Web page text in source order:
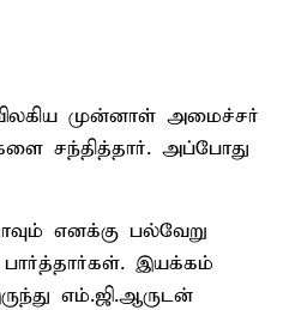
முன்னாள் அமைச்சர்
சந்தித்தார். அப்போது
எனக்கு பல்வேறு
பார்த்தார்கள். இயக்கம்
எம்.ஜி.ஆருடன்